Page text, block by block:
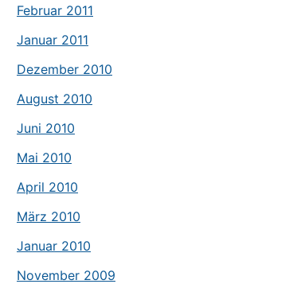
Februar 2011
Januar 2011
Dezember 2010
August 2010
Juni 2010
Mai 2010
April 2010
März 2010
Januar 2010
November 2009